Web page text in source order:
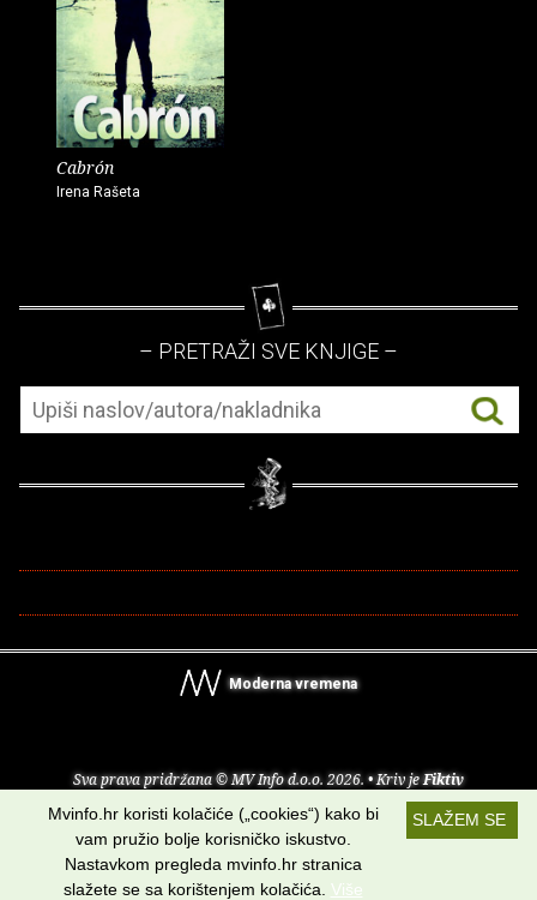
Cabrón
Irena Rašeta
– PRETRAŽI SVE KNJIGE –
Moderna vremena
Sva prava pridržana © MV Info d.o.o. 2026. • Kriv jeFiktiv
O nama• Pomoć• Uvjeti korištenja•RSS kanali
Potraži nas na:
SLAŽEM SE
Mvinfo.hr koristi kolačiće („cookies“) kako bi
vam pružio bolje korisničko iskustvo.
Nastavkom pregleda mvinfo.hr stranica
slažete se sa korištenjem kolačića. Više